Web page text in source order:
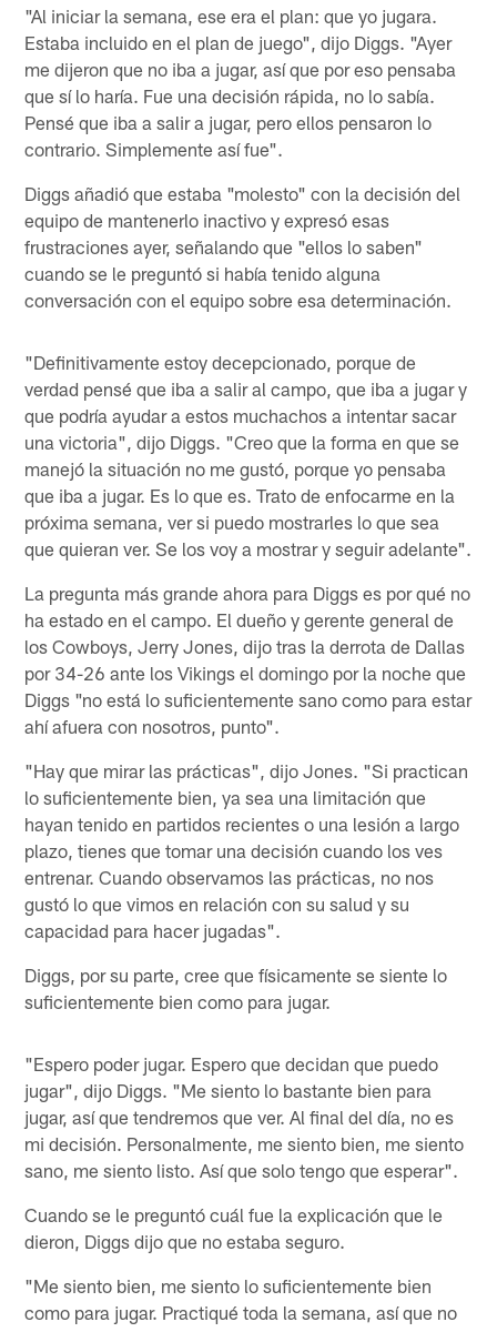
"Al iniciar la semana, ese era el plan: que yo jugara.
Estaba incluido en el plan de juego", dijo Diggs. "Ayer
me dijeron que no iba a jugar, así que por eso pensaba
que sí lo haría. Fue una decisión rápida, no lo sabía.
Pensé que iba a salir a jugar, pero ellos pensaron lo
contrario. Simplemente así fue".
Diggs añadió que estaba "molesto" con la decisión del
equipo de mantenerlo inactivo y expresó esas
frustraciones ayer, señalando que "ellos lo saben"
cuando se le preguntó si había tenido alguna
conversación con el equipo sobre esa determinación.
"Definitivamente estoy decepcionado, porque de
verdad pensé que iba a salir al campo, que iba a jugar y
que podría ayudar a estos muchachos a intentar sacar
una victoria", dijo Diggs. "Creo que la forma en que se
manejó la situación no me gustó, porque yo pensaba
que iba a jugar. Es lo que es. Trato de enfocarme en la
próxima semana, ver si puedo mostrarles lo que sea
que quieran ver. Se los voy a mostrar y seguir adelante".
La pregunta más grande ahora para Diggs es por qué no
ha estado en el campo. El dueño y gerente general de
los Cowboys, Jerry Jones, dijo tras la derrota de Dallas
por 34-26 ante los Vikings el domingo por la noche que
Diggs "no está lo suficientemente sano como para estar
ahí afuera con nosotros, punto".
"Hay que mirar las prácticas", dijo Jones. "Si practican
lo suficientemente bien, ya sea una limitación que
hayan tenido en partidos recientes o una lesión a largo
plazo, tienes que tomar una decisión cuando los ves
entrenar. Cuando observamos las prácticas, no nos
gustó lo que vimos en relación con su salud y su
capacidad para hacer jugadas".
Diggs, por su parte, cree que físicamente se siente lo
suficientemente bien como para jugar.
"Espero poder jugar. Espero que decidan que puedo
jugar", dijo Diggs. "Me siento lo bastante bien para
jugar, así que tendremos que ver. Al final del día, no es
mi decisión. Personalmente, me siento bien, me siento
sano, me siento listo. Así que solo tengo que esperar".
Cuando se le preguntó cuál fue la explicación que le
dieron, Diggs dijo que no estaba seguro.
"Me siento bien, me siento lo suficientemente bien
como para jugar. Practiqué toda la semana, así que no